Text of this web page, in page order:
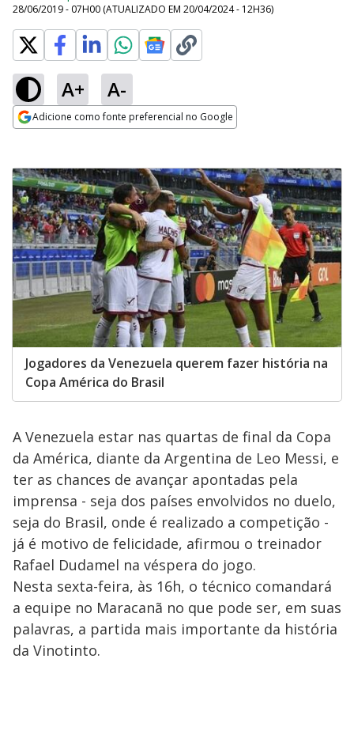
28/06/2019 - 07H00 (ATUALIZADO EM 20/04/2024 - 12H36)
A+ A-
Adicione como fonte preferencial no Google
Jogadores da Venezuela querem fazer história na
Copa América do Brasil
A Venezuela estar nas quartas de final da Copa
da América, diante da Argentina de Leo Messi, e
ter as chances de avançar apontadas pela
imprensa - seja dos países envolvidos no duelo,
seja do Brasil, onde é realizado a competição -
já é motivo de felicidade, afirmou o treinador
Rafael Dudamel na véspera do jogo.
Nesta sexta-feira, às 16h, o técnico comandará
a equipe no Maracanã no que pode ser, em suas
palavras, a partida mais importante da história
da Vinotinto.